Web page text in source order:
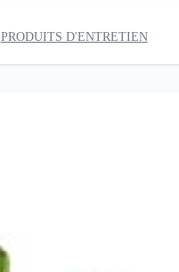
PRODUITS D'ENTRETIEN